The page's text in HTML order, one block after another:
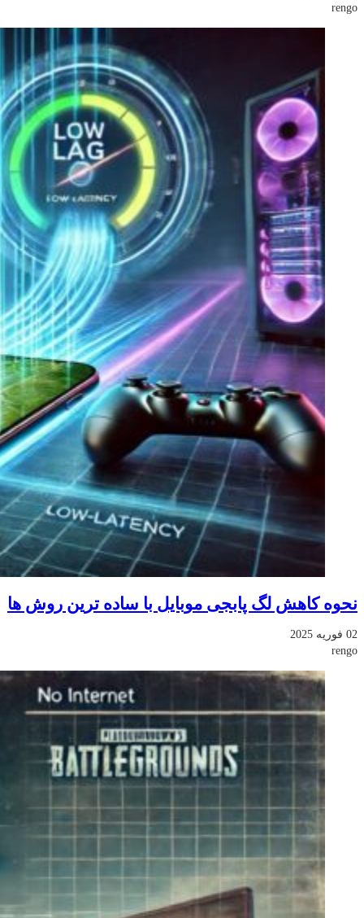
rengo
نحوه کاهش لگ پابجی موبایل با ساده ترین روش ها
02 فوریه 2025
rengo